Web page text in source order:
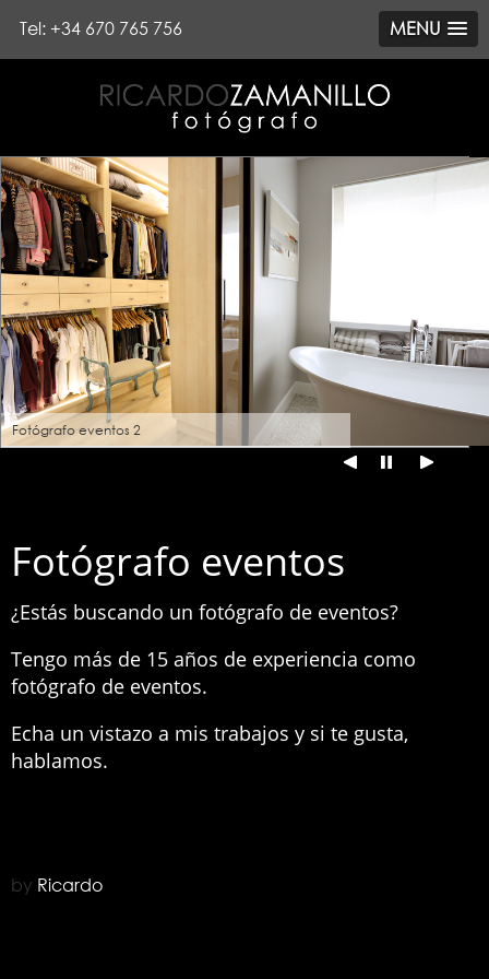
MENU
Tel: +34 670 765 756
Fotógrafo eventos 2
Fotógrafo eventos
¿Estás buscando un fotógrafo de eventos?
Tengo más de 15 años de experiencia como
fotógrafo de eventos.
Echa un vistazo a mis trabajos y si te gusta,
hablamos.
by Ricardo